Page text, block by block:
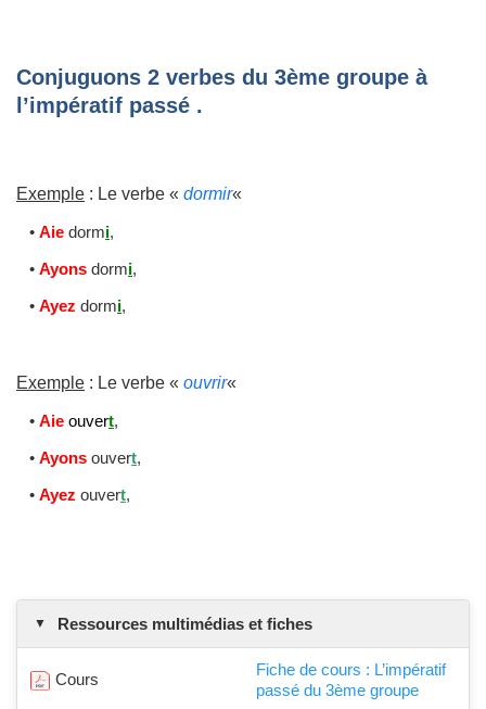
Conjuguons 2 verbes du 3ème groupe à
l’impératif passé .
Exemple : Le verbe « dormir«
• Aie dormi,
• Ayons dormi,
• Ayez dormi,
Exemple : Le verbe « ouvrir«
• Aie ouvert,
• Ayons ouvert,
• Ayez ouvert,
Ressources multimédias et fiches
Cours
Fiche de cours : L’impératif
passé du 3ème groupe